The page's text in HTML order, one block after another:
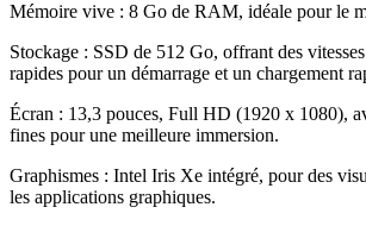
Mémoire vive : 8 Go de RAM, idéale pour le
Stockage : SSD de 512 Go, offrant des
rapides pour un démarrage et un chargement
Écran : 13,3 pouces, Full HD (1920 x 1080),
fines pour une meilleure immersion.
Graphismes : Intel Iris Xe intégré, pour des
les applications graphiques.